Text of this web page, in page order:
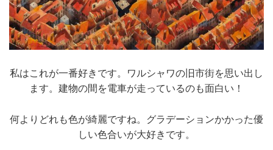
私はこれが一番好きです。ワルシャワの旧市街を思い出し
ます。建物の間を電車が走っているのも面白い！
何よりどれも色が綺麗ですね。グラデーションかかった優
しい色合いが大好きです。